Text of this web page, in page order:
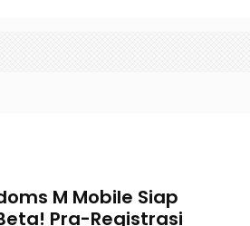
M Mobile Siap
Pra-Registrasi